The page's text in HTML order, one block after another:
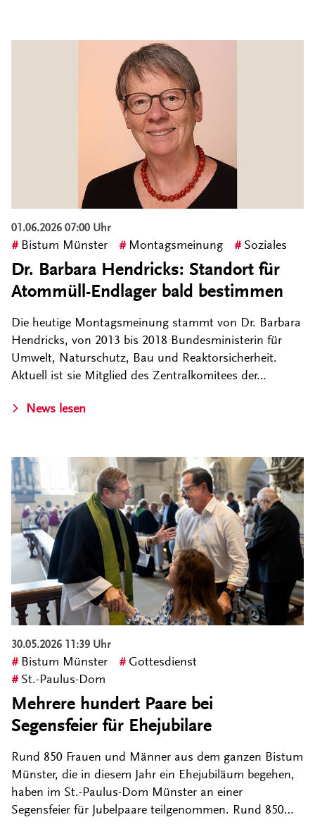
01.06.2026 07:00 Uhr
Bistum Münster Montagsmeinung Soziales
Dr. Barbara Hendricks: Standort für
Atommüll-Endlager bald bestimmen
Die heutige Montagsmeinung stammt von Dr. Barbara
Hendricks, von 2013 bis 2018 Bundesministerin für
Umwelt, Naturschutz, Bau und Reaktorsicherheit.
Aktuell ist sie Mitglied des Zentralkomitees der…
News lesen
30.05.2026 11:39 Uhr
Bistum Münster
Gottesdienst
St.-Paulus-Dom
Mehrere hundert Paare bei
Segensfeier für Ehejubilare
Rund 850 Frauen und Männer aus dem ganzen Bistum
Münster, die in diesem Jahr ein Ehejubiläum begehen,
haben im St.-Paulus-Dom Münster an einer
Segensfeier für Jubelpaare teilgenommen. Rund 850…